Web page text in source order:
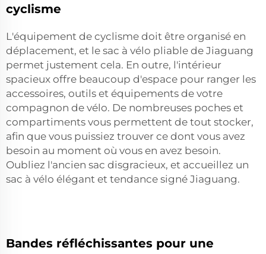
cyclisme
L'équipement de cyclisme doit être organisé en
déplacement, et le sac à vélo pliable de Jiaguang
permet justement cela. En outre, l'intérieur
spacieux offre beaucoup d'espace pour ranger les
accessoires, outils et équipements de votre
compagnon de vélo. De nombreuses poches et
compartiments vous permettent de tout stocker,
afin que vous puissiez trouver ce dont vous avez
besoin au moment où vous en avez besoin.
Oubliez l'ancien sac disgracieux, et accueillez un
sac à vélo élégant et tendance signé Jiaguang.
Bandes réfléchissantes pour une